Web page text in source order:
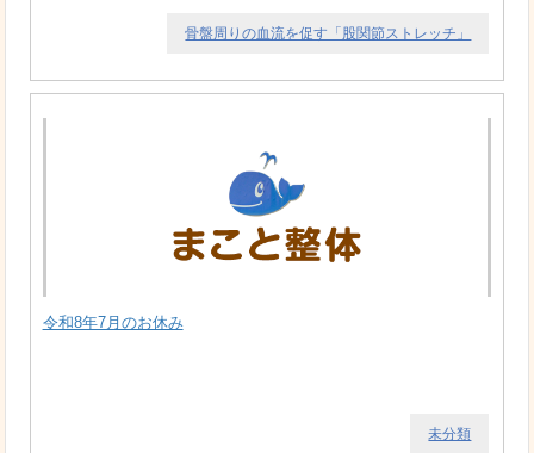
骨盤周りの血流を促す「股関節ストレッチ」
令和8年7月のお休み
未分類